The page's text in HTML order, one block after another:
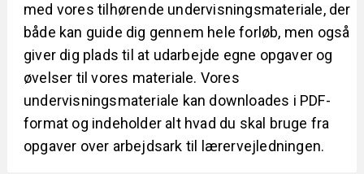
med vores tilhørende undervisningsmateriale, der
både kan guide dig gennem hele forløb, men også
giver dig plads til at udarbejde egne opgaver og
øvelser til vores materiale. Vores
undervisningsmateriale kan downloades i PDF-
format og indeholder alt hvad du skal bruge fra
opgaver over arbejdsark til lærervejledningen.